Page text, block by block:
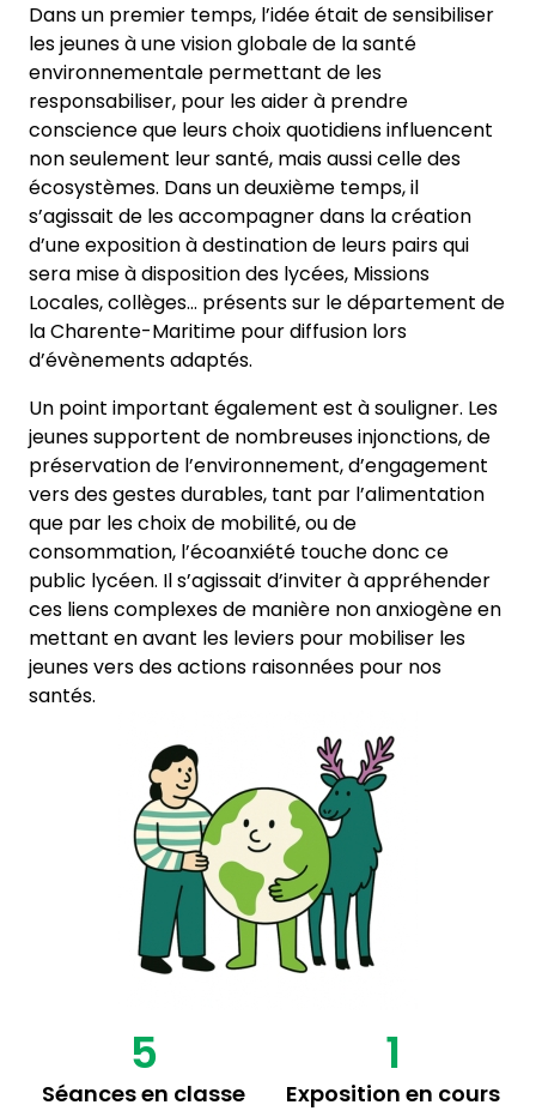
Dans un premier temps, l’idée était de sensibiliser
les jeunes à une vision globale de la santé
environnementale permettant de les
responsabiliser, pour les aider à prendre
conscience que leurs choix quotidiens influencent
non seulement leur santé, mais aussi celle des
écosystèmes. Dans un deuxième temps, il
s’agissait de les accompagner dans la création
d’une exposition à destination de leurs pairs qui
sera mise à disposition des lycées, Missions
Locales, collèges… présents sur le département de
la Charente-Maritime pour diffusion lors
d’évènements adaptés.
Un point important également est à souligner. Les
jeunes supportent de nombreuses injonctions, de
préservation de l’environnement, d’engagement
vers des gestes durables, tant par l’alimentation
que par les choix de mobilité, ou de
consommation, l’écoanxiété touche donc ce
public lycéen. Il s’agissait d’inviter à appréhender
ces liens complexes de manière non anxiogène en
mettant en avant les leviers pour mobiliser les
jeunes vers des actions raisonnées pour nos
santés.
5
Séances en classe
1
Exposition en cours